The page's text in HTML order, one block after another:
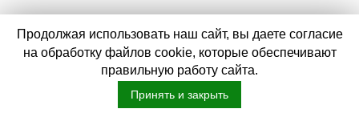
8&nbsp(499)&nbsp116-78-29
МРТ плечевого сустава — 4800 р.
Продолжая использовать наш сайт, вы даете согласие
на обработку файлов cookie, которые обеспечивают
правильную работу сайта.
Принять и закрыть